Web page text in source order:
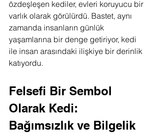
özdeşleşen kediler, evleri koruyucu bir
varlık olarak görülürdü. Bastet, aynı
zamanda insanların günlük
yaşamlarına bir denge getiriyor, kedi
ile insan arasındaki ilişkiye bir derinlik
katıyordu.
Felsefi Bir Sembol
Olarak Kedi:
Bağımsızlık ve Bilgelik